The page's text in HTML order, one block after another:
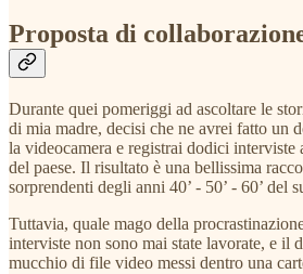
Proposta di
Durante quei pomeriggi ad ascoltare le
di mia madre, decisi che ne avrei fatto un
la videocamera e registrai dodici interviste
del paese. Il risultato è una bellissima
sorprendenti degli anni 40’ - 50’ - 60’ del
Tuttavia, quale mago della
interviste non sono mai state lavorate, e il
mucchio di file video messi dentro una